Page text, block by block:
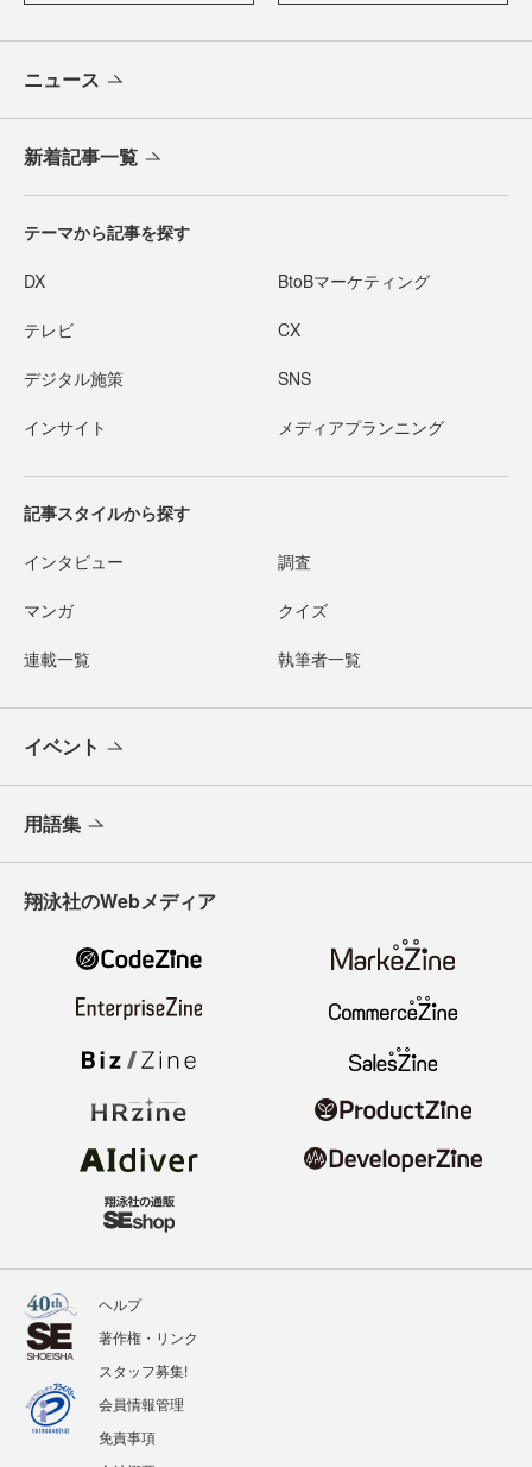
ニュース
新着記事一覧
テーマから記事を探す
DX BtoBマーケティング
テレビ CX
デジタル施策 SNS
インサイト メディアプランニング
記事スタイルから探す
インタビュー 調査
マンガ クイズ
連載一覧 執筆者一覧
イベント
用語集
翔泳社のWebメディア
ヘルプ
著作権・リンク
スタッフ募集!
会員情報管理
免責事項